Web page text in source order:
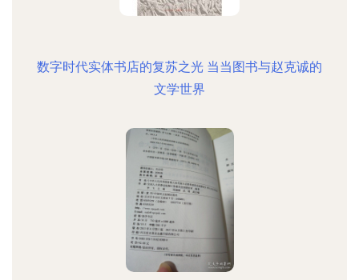
数字时代实体书店的复苏之光 当当图书与赵克诚的
文学世界